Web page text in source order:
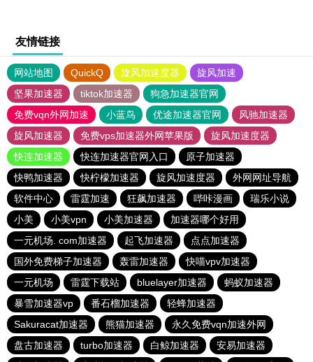
友情链接
网站地图 QuickQ 旋风加速度器
旋风加速
坚果加速器
tiktok加速器
狗急加速器官网
免费vqn外网加速
小蓝鸟 优途加速器官网
风驰加速器
旋风加速器
免费vps加速器外网苹果版
旋风加速度器
快连加速器
快连加速器官网入口
原子加速器
快鸭加速器
快柠檬加速器 旋风加速度器
外网网址导航
软件中心
雷霆加速 狂飙加速器 哔咔漫画
瑞乐小说
小美
小美vpn 小美加速器
加速器哪个好用
一元机场. com加速器
起飞加速器
点点加速器
国外免费梯子加速器
轰雷加速器
快喵vpv加速器
一元机场
雷霆下载站 bluelayer加速器
蚂蚁加速器
暴雪加速器vp
番石榴加速器
轻蜂加速器
Sakuracat加速器
熊猫加速器
永久免费vqn加速外网
盘古加速器
turbo加速器 白鲸加速器
安易加速器